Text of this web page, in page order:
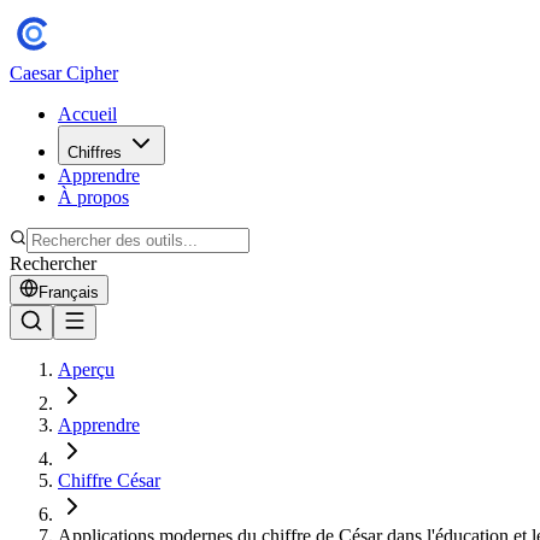
Caesar Cipher
Accueil
Chiffres
Apprendre
À propos
Rechercher
Français
Aperçu
Apprendre
Chiffre César
Applications modernes du chiffre de César dans l'éducation et